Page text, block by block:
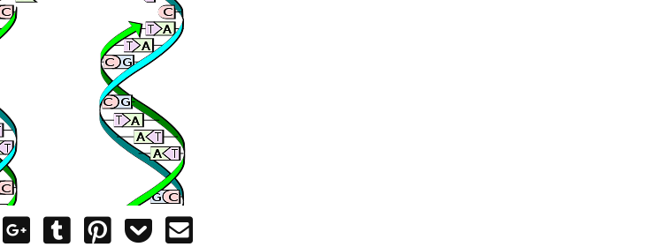
Share
Post
Pin
Add